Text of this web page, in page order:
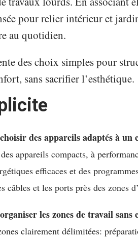
pour relier intérieur et
au quotidien.
des choix simples pour
sans sacrifier l’esthétique.
des appareils adaptés à un
appareils compacts, à
efficaces et des
câbles et les ports près des zones
les zones de travail sans
clairement délimitées: